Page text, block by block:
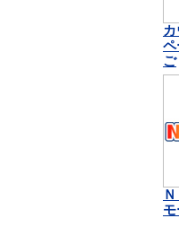
ペ
ご